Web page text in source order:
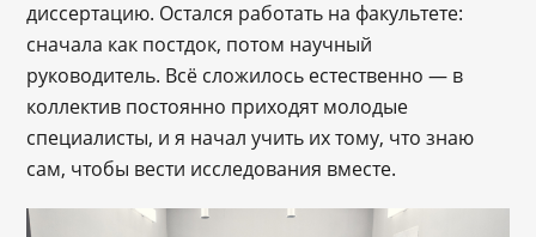
диссертацию. Остался работать на факультете:
сначала как постдок, потом научный
руководитель. Всё сложилось естественно — в
коллектив постоянно приходят молодые
специалисты, и я начал учить их тому, что знаю
сам, чтобы вести исследования вместе.